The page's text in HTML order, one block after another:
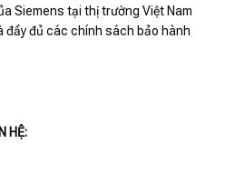
Siemens tại thị trường Việt Nam
đầy đủ các chính sách bảo hành
HỆ: